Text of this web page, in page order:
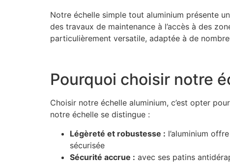
Notre échelle simple tout aluminium présente
des travaux de maintenance à l’accès à des
particulièrement versatile, adaptée à de
Pourquoi choisir notre
Choisir notre échelle aluminium, c’est opter
notre échelle se distingue :
Légèreté et robustesse : l’aluminium
sécurisée
Sécurité accrue : avec ses patins